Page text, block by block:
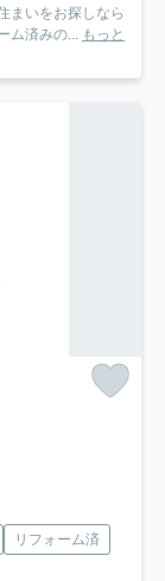
まいをお探しなら
ム済みの... もっと
リフォーム済